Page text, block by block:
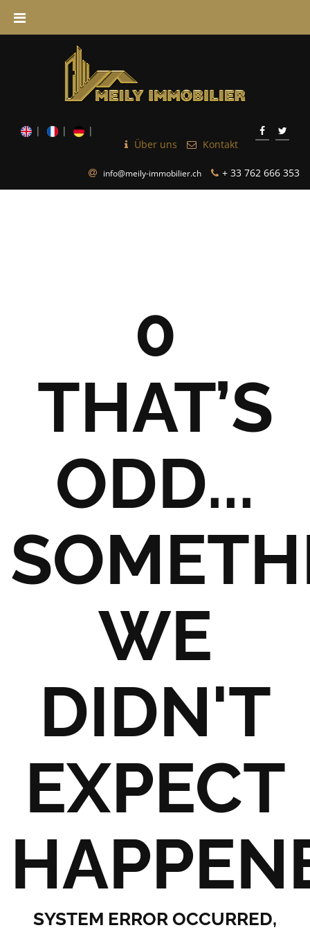
Über uns Kontakt
info@meily-immobilier.ch + 33 762 666 353
0
THAT’S
ODD...
WE
DIDN'T
EXPECT
SYSTEM ERROR OCCURRED,